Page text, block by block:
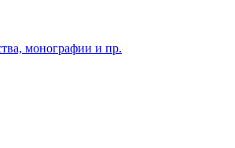
монографии и пр.